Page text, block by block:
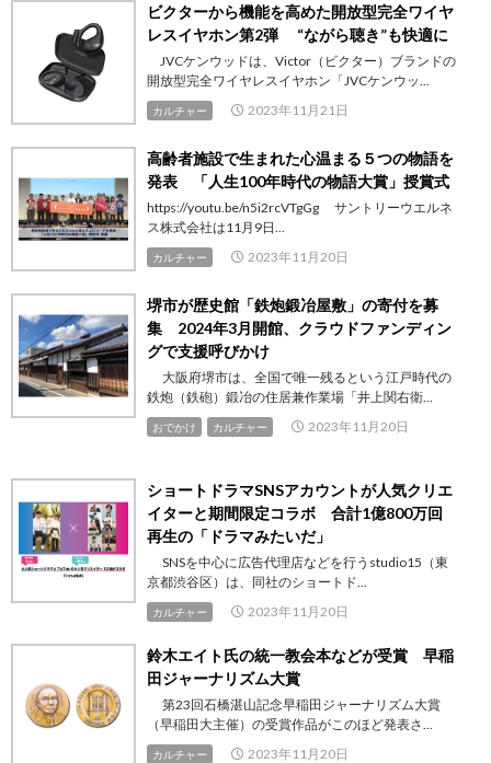
ビクターから機能を高めた開放型完全ワイヤ
レスイヤホン第2弾 “ながら聴き”も快適に
JVCケンウッドは、Victor（ビクター）ブランドの
開放型完全ワイヤレスイヤホン「JVCケンウッ...
カルチャー 2023年11月21日
高齢者施設で生まれた心温まる５つの物語を
発表 「人生100年時代の物語大賞」授賞式
https://youtu.be/n5i2rcVTgGg サントリーウエルネ
ス株式会社は11月9日...
カルチャー 2023年11月20日
堺市が歴史館「鉄炮鍛冶屋敷」の寄付を募
集 2024年3月開館、クラウドファンディン
グで支援呼びかけ
大阪府堺市は、全国で唯一残るという江戸時代の
鉄炮（鉄砲）鍛冶の住居兼作業場「井上関右衛...
おでかけ カルチャー 2023年11月20日
ショートドラマSNSアカウントが人気クリエ
イターと期間限定コラボ 合計1億800万回
再生の「ドラマみたいだ」
SNSを中心に広告代理店などを行うstudio15（東
京都渋谷区）は、同社のショートド...
カルチャー 2023年11月20日
鈴木エイト氏の統一教会本などが受賞 早稲
田ジャーナリズム大賞
第23回石橋湛山記念早稲田ジャーナリズム大賞
（早稲田大主催）の受賞作品がこのほど発表さ...
カルチャー 2023年11月20日